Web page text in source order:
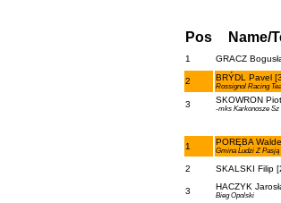
Pos
Name/
1 GRACZ
2 BRÝDL Pavel
Rossignol Racing
3 SKOWRON
-mks Karkonosze Sz
1 PORĘBA
Gmina Ludzi Z Pasją
2 SKALSKI Filip
3 HACZYK
Bieg Opolski